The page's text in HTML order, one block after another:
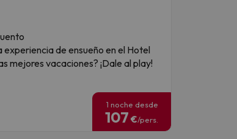
de ensueño en el Hotel
mejores vacaciones? ¡Dale al play!
1 noche desde
107 €/pers.